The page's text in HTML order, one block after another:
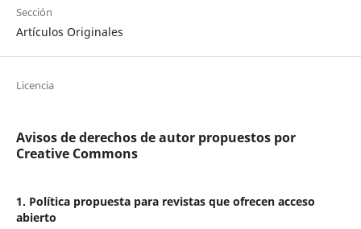
Sección
Artículos Originales
Licencia
Avisos de derechos de autor propuestos por
Creative Commons
1. Política propuesta para revistas que ofrecen acceso
abierto